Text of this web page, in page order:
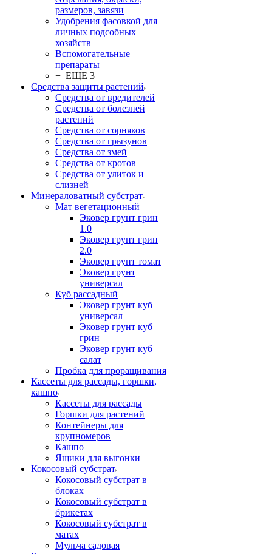
размеров, завязи
Удобрения фасовкой для
личных подсобных
хозяйств
Вспомогательные
препараты
+ ЕЩЕ 3
Средства защиты растений
Средства от вредителей
Средства от болезней
растений
Средства от сорняков
Средства от грызунов
Средства от змей
Средства от кротов
Средства от улиток и
слизней
Минераловатный субстрат
Мат вегетационный
Эковер грунт грин
1.0
Эковер грунт грин
2.0
Эковер грунт томат
Эковер грунт
универсал
Куб рассадный
Эковер грунт куб
универсал
Эковер грунт куб
грин
Эковер грунт куб
салат
Пробка для проращивания
Кассеты для рассады, горшки,
кашпо
Кассеты для рассады
Горшки для растений
Контейнеры для
крупномеров
Кашпо
Ящики для выгонки
Кокосовый субстрат
Кокосовый субстрат в
блоках
Кокосовый субстрат в
брикетах
Кокосовый субстрат в
матах
Мульча садовая